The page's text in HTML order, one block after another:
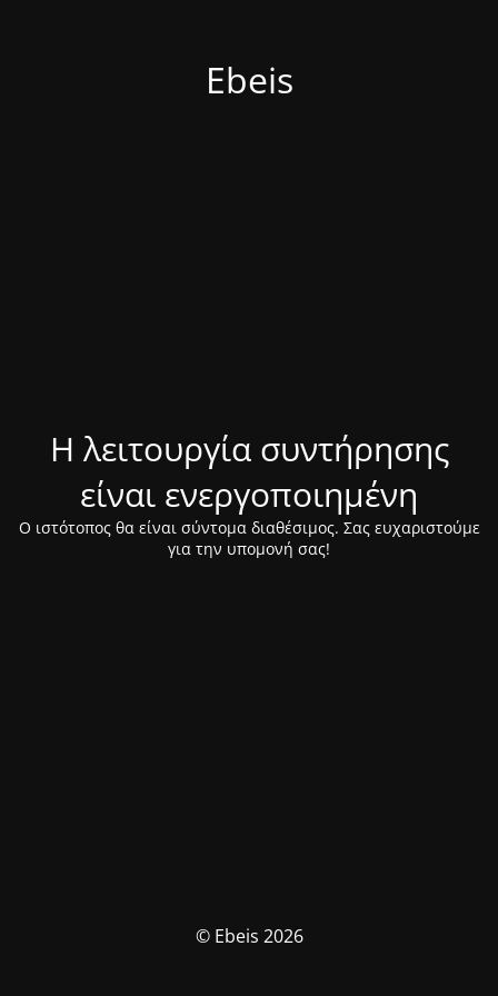
Ebeis
Η λειτουργία συντήρησης
είναι ενεργοποιημένη
Ο ιστότοπος θα είναι σύντομα διαθέσιμος. Σας ευχαριστούμε
για την υπομονή σας!
© Ebeis 2026